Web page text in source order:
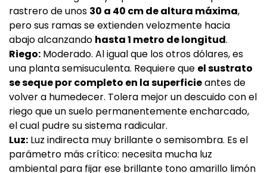
rastrero de unos 30 a 40 cm de altura máxima,
pero sus ramas se extienden velozmente hacia
abajo alcanzando hasta 1 metro de longitud.
Riego: Moderado. Al igual que los otros dólares, es
una planta semisuculenta. Requiere que el sustrato
se seque por completo en la superficieantes de
volver a humedecer. Tolera mejor un descuido con el
riego que un suelo permanentemente encharcado,
el cual pudre su sistema radicular.
Luz: Luz indirecta muy brillante o semisombra. Es el
parámetro más crítico: necesita mucha luz
ambiental para fijar ese brillante tono amarillo limón